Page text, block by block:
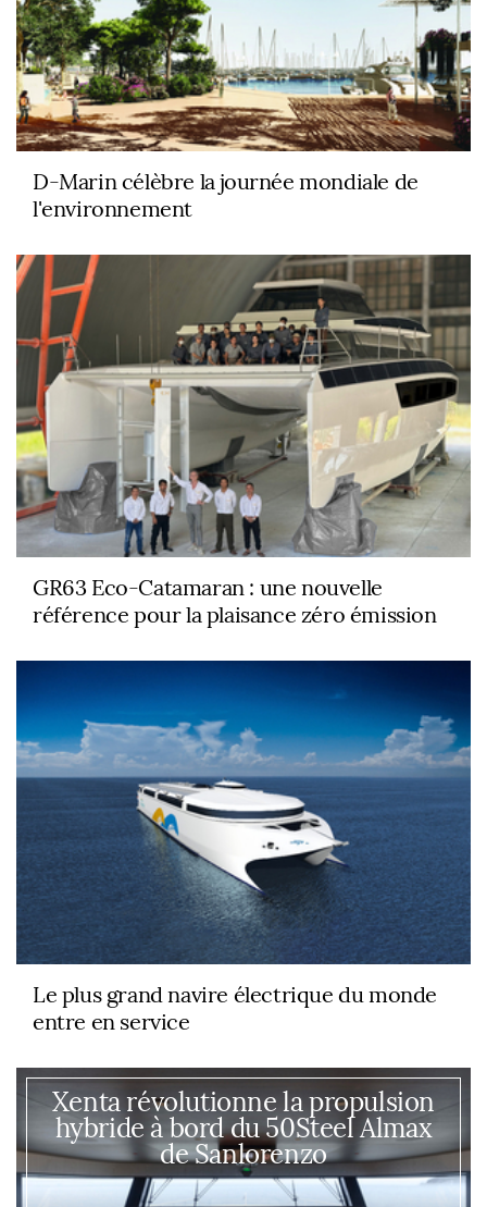
D-Marin célèbre la journée mondiale de
l'environnement
GR63 Eco-Catamaran : une nouvelle
référence pour la plaisance zéro émission
Le plus grand navire électrique du monde
entre en service
Xenta révolutionne la propulsion
hybride à bord du 50Steel Almax
de Sanlorenzo